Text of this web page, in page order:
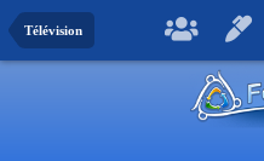
Télévision